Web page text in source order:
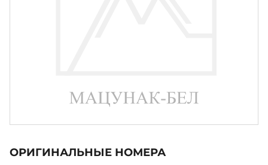
ОРИГИНАЛЬНЫЕ НОМЕРА